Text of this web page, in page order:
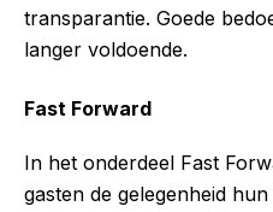
transparantie. Goede
langer voldoende.
Fast Forward
In het onderdeel Fast
gasten de gelegenheid